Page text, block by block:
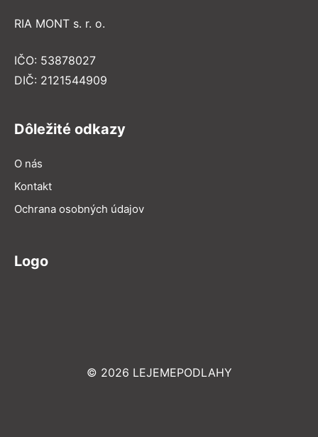
RIA MONT s. r. o.
IČO: 53878027
DIČ: 2121544909
Dôležité odkazy
O nás
Kontakt
Ochrana osobných údajov
Logo
© 2026 LEJEMEPODLAHY